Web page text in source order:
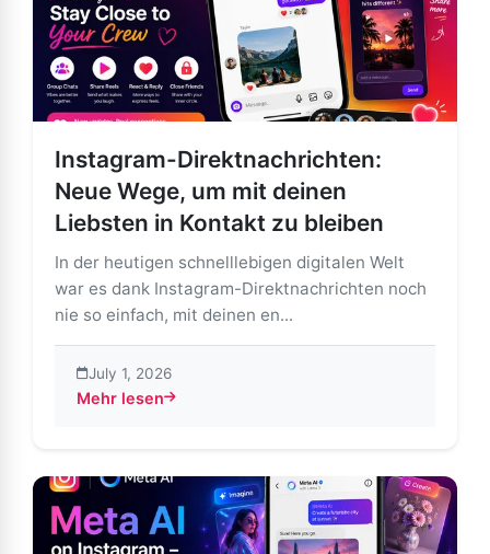
Instagram-Direktnachrichten:
Neue Wege, um mit deinen
Liebsten in Kontakt zu bleiben
In der heutigen schnelllebigen digitalen Welt
war es dank Instagram-Direktnachrichten noch
nie so einfach, mit deinen en...
July 1, 2026
Mehr lesen
about Instagram-Direktnachrichten: Neue Wege, um